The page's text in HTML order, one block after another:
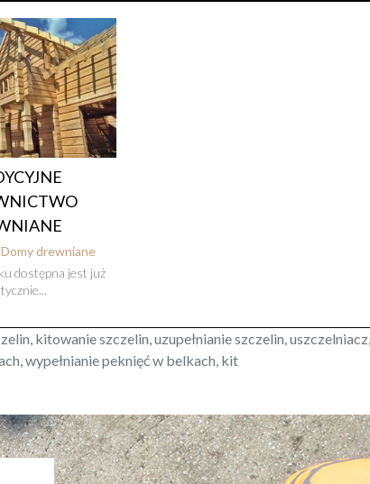
Domy drewniane
dostępna jest już
kitowanie szczelin, uzupełnianie szczelin,
wypełnianie peknięć w belkach, kit